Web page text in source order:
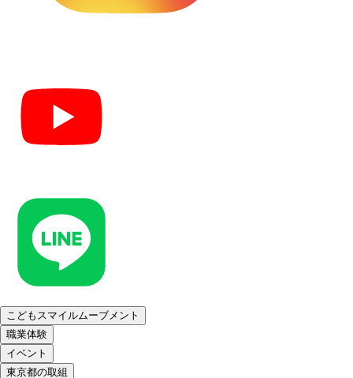
こどもスマイルムーブメント
職業体験
イベント
東京都の取組